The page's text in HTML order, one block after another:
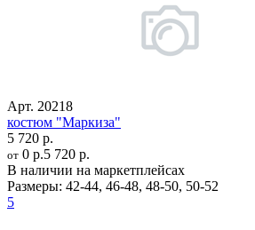
Арт. 20218
костюм "Маркиза"
5 720 р.
от 0 р.5 720 р.
В наличии на маркетплейсах
Размеры: 42-44, 46-48, 48-50, 50-52
5